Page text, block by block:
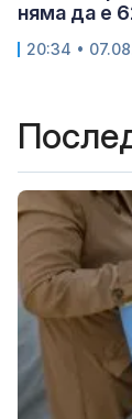
няма да е
20:34 •